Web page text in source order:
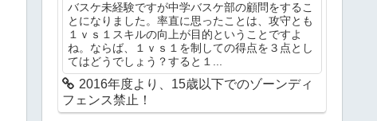
バスケ未経験ですが中学バスケ部の顧問をするこ
とになりました。率直に思ったことは、攻守とも
１ｖｓ１スキルの向上が目的ということですよ
ね。ならば、１ｖｓ１を制しての得点を３点とし
てはどうでしょう？すると１...
2016年度より、15歳以下でのゾーンディ
フェンス禁止！